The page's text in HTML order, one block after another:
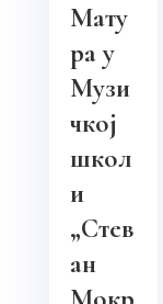
Мату
ра у
Музи
чкој
школ
и
„Стев
ан